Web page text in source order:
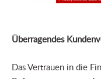
Überragendes
Das Vertrauen in die